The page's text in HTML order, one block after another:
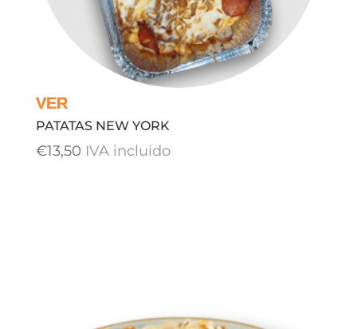
PATATAS NEW YORK
€13,50 IVA incluido